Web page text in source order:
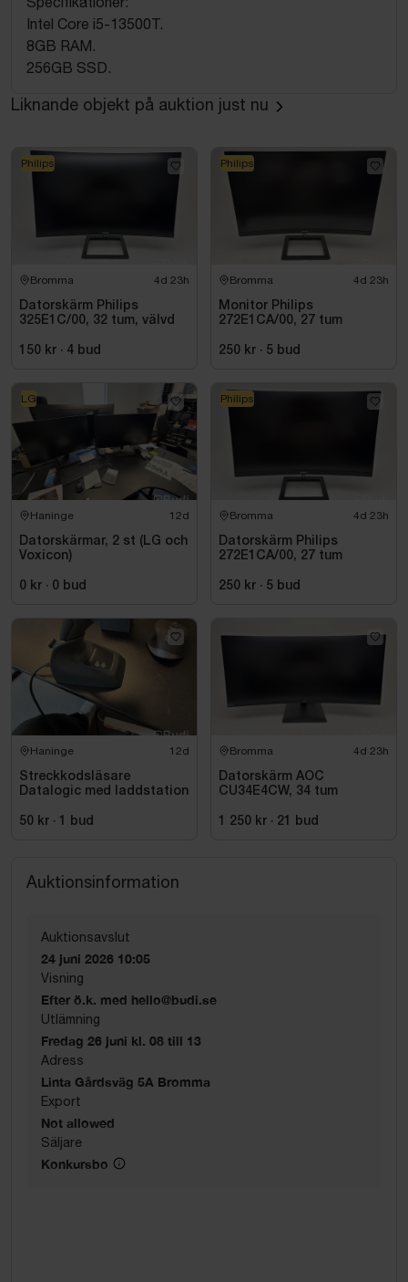
Intel Core i5-13500T.
8GB RAM.
256GB SSD.
Liknande objekt på auktion just nu
Bromma 4d 23h
Datorskärm Philips
325E1C/00, 32 tum, välvd
150 kr · 4 bud
Philips
Bromma 4d 23h
Monitor Philips
272E1CA/00, 27 tum
250 kr · 5 bud
Philips
Haninge 12d
Datorskärmar, 2 st (LG och
Voxicon)
0 kr · 0 bud
LG
Bromma 4d 23h
Datorskärm Philips
272E1CA/00, 27 tum
250 kr · 5 bud
Philips
Haninge 12d
Streckkodsläsare
Datalogic med laddstation
50 kr · 1 bud
Bromma 4d 23h
Datorskärm AOC
CU34E4CW, 34 tum
1 250 kr · 21 bud
Auktionsinformation
Auktionsavslut
24 juni 2026 10:05
Visning
Efter ö.k. med hello@budi.se
Utlämning
Fredag 26 juni kl. 08 till 13
Adress
Linta Gårdsväg 5A Bromma
Export
Not allowed
Säljare
Konkursbo